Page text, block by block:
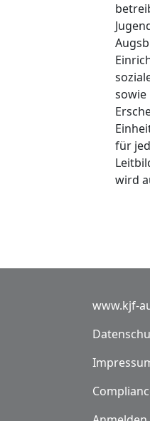
sowie
für
wird
Fußzeile
www.kjf-